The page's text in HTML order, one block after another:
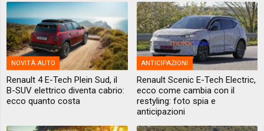
NOVITÀ AUTO
Renault 4 E-Tech Plein Sud, il
B-SUV elettrico diventa cabrio:
ecco quanto costa
ANTICIPAZIONI
Renault Scenic E-Tech Electric,
ecco come cambia con il
restyling: foto spia e
anticipazioni